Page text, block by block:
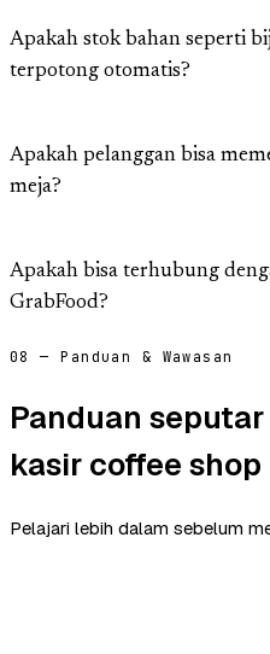
Apakah stok bahan seperti
terpotong otomatis?
Apakah pelanggan bisa
meja?
Apakah bisa terhubung
GrabFood?
08 — Panduan & Wawasan
Panduan
kasir coffee shop
Pelajari lebih dalam sebelum